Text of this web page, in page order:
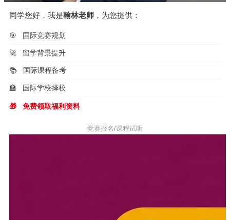
同学您好，我是翰林老师 ，为您提供：
🎯 国际竞赛规划
🚀 留学背景提升
📚 国际课程备考
🏫 国际学校择校
🎁 免费领取福利资料
竞赛报名/课程试听